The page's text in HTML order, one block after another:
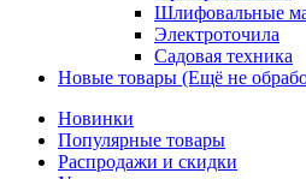
Шлифовальные
Электроточила
Садовая техника
Новые товары (Ещё не
Новинки
Популярные товары
Распродажи и скидки